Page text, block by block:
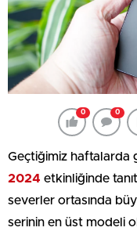
0 0
Geçtiğimiz haftalarda
2024 etkinliğinde
severler ortasında
serinin en üst modeli